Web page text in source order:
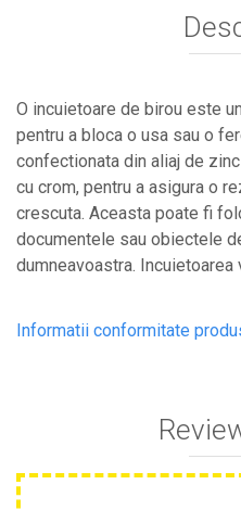
Sigurante electrice
Surse de iluminat
Plafoniere
Scule Pentru Construcții
Betoniere
Ciocane rotopercutoare
Plasa sarma galvanizata zincata
Plase anti insecte
Plase anti pasari
O incuietoare de birou este
pentru a bloca o usa sau o
confectionata din aliaj de
cu crom, pentru a asigura o
crescuta. Aceasta poate fi
documentele sau obiectele
dumneavoastra. Incuietoarea
Informatii conformitate